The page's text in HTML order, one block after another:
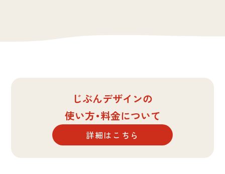
じぶんデザインの
使い方・料金について
詳細はこちら